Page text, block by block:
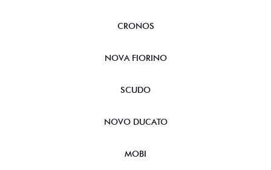
CRONOS
NOVA FIORINO
SCUDO
NOVO DUCATO
MOBI